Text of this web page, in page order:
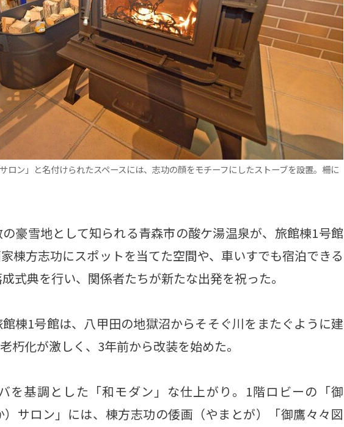
ロン」と名付けられたスペースには、志功の顔をモチーフにしたストーブを設置。柵に
豪雪地として知られる青森市の酸ケ湯温泉が、旅館棟1号館
棟方志功にスポットを当てた空間や、車いすでも宿泊できる
式典を行い、関係者たちが新たな出発を祝った。
棟1号館は、八甲田の地獄沼からそそぐ川をまたぐように建
朽化が激しく、3年前から改装を始めた。
を基調とした「和モダン」な仕上がり。1階ロビーの「御
サロン」には、棟方志功の倭画（やまとが）「御鷹々々図